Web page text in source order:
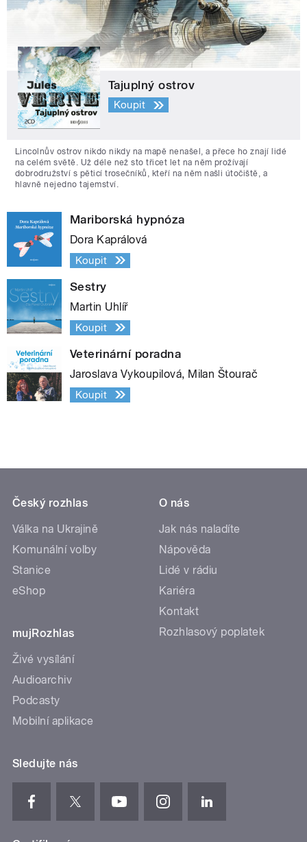
Tajuplný ostrov
Koupit
Lincolnův ostrov nikdo nikdy na mapě nenašel, a přece ho znají lidé
na celém světě. Už déle než sto třicet let na něm prožívají
dobrodružství s pěticí trosečníků, kteří na něm našli útočiště, a
hlavně nejedno tajemství.
Mariborská hypnóza
Dora Kaprálová
Koupit
Sestry
Martin Uhlíř
Koupit
Veterinární poradna
Jaroslava Vykoupilová, Milan Štourač
Koupit
Český rozhlas
Válka na Ukrajině
Komunální volby
Stanice
eShop
mujRozhlas
Živé vysílání
Audioarchiv
Podcasty
Mobilní aplikace
O nás
Jak nás naladíte
Nápověda
Lidé v rádiu
Kariéra
Kontakt
Rozhlasový poplatek
Sledujte nás